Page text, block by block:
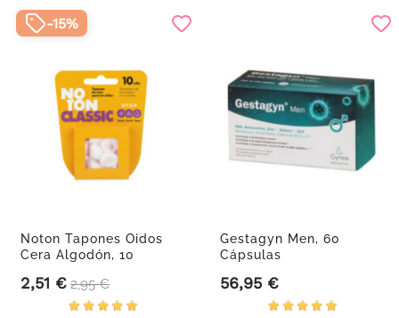
Noton Tapones Oidos
Cera Algodón, 10
Precio
2,51 € Precio base
2,95 €
-15%
Gestagyn Men, 60
Cápsulas
Precio
56,95 €